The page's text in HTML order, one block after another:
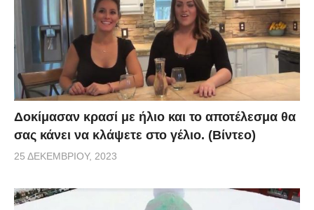
Δοκίμασαν κρασί με ήλιο και το αποτέλεσμα θα
σας κάνει να κλάψετε στο γέλιο. (Βίντεο)
25 ΔΕΚΕΜΒΡΊΟΥ, 2023